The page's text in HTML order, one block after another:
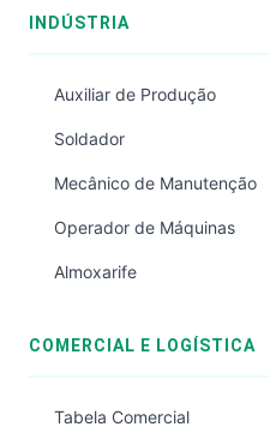
INDÚSTRIA
Auxiliar de Produção
Soldador
Mecânico de Manutenção
Operador de Máquinas
Almoxarife
COMERCIAL E LOGÍSTICA
Tabela Comercial